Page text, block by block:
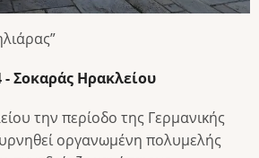
- Σοκαράς Ηρακλείου
την περίοδο της Γερμανικής
οργανωμένη πολυμελής